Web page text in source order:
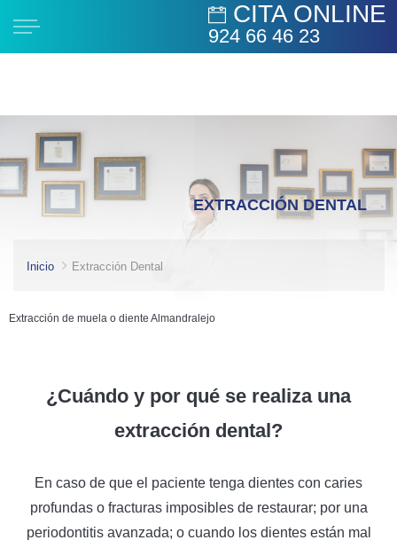
CITA ONLINE
924 66 46 23
EXTRACCIÓN DENTAL
Inicio Extracción Dental
Extracción de muela o diente Almandralejo
¿Cuándo y por qué se realiza una
extracción dental?
En caso de que el paciente tenga dientes con caries
profundas o fracturas imposibles de restaurar; por una
periodontitis avanzada; o cuando los dientes están mal